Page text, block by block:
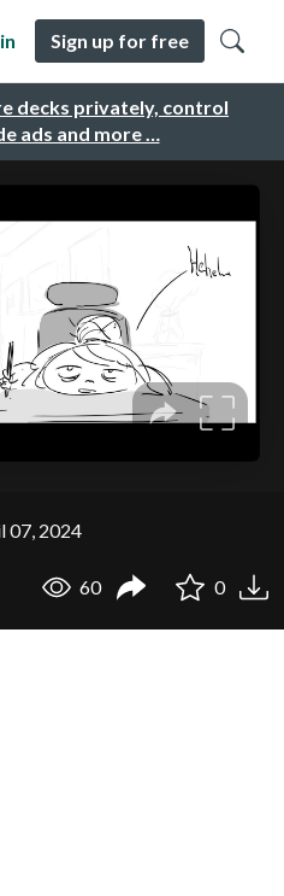
decks privately, control
ads and more …
Sign up for free
07, 2024
60 0